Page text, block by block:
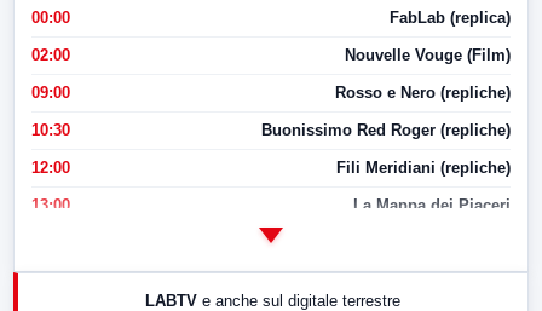
00:00 FabLab (replica)
02:00 Nouvelle Vouge (Film)
09:00 Rosso e Nero (repliche)
10:30 Buonissimo Red Roger (repliche)
12:00 Fili Meridiani (repliche)
13:00 La Mappa dei Piaceri
LABTV e anche sul digitale terrestre